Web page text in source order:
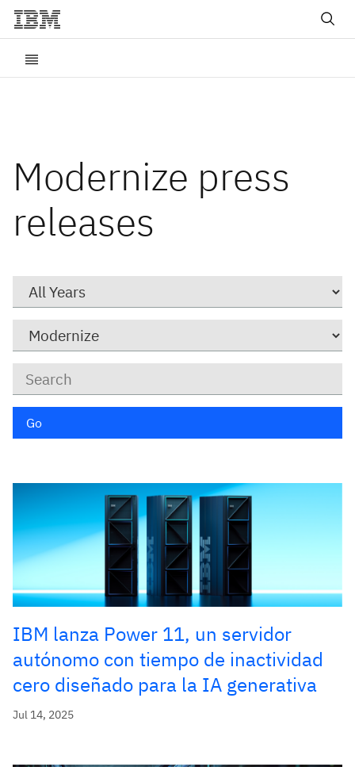
Modernize press
releases
Go
IBM lanza Power 11, un servidor
autónomo con tiempo de inactividad
cero diseñado para la IA generativa
Jul 14, 2025